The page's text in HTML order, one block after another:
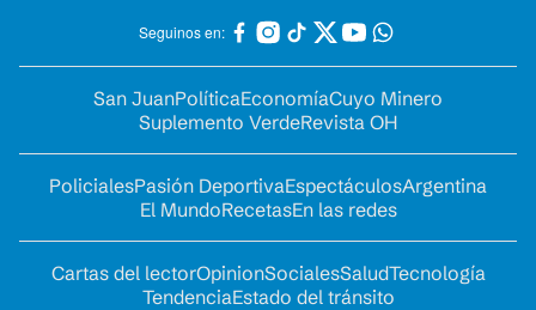
Seguinos en:
San JuanPolíticaEconomíaCuyo Minero
Suplemento VerdeRevista OH
PolicialesPasión DeportivaEspectáculosArgentina
El MundoRecetasEn las redes
Cartas del lectorOpinionSocialesSaludTecnología
TendenciaEstado del tránsito